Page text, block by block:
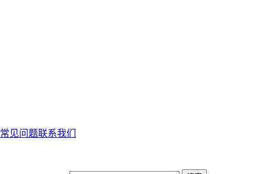
常见问题联系我们